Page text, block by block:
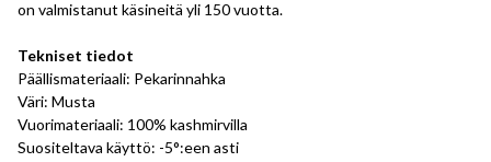
on valmistanut käsineitä yli 150 vuotta.
Tekniset tiedot
Päällismateriaali: Pekarinnahka
Väri: Musta
Vuorimateriaali: 100% kashmirvilla
Suositeltava käyttö: -5°:een asti